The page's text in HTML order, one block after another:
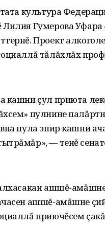
культура
Гумерова Уфара
Проект
тăлăхлăх
кашни çул приюта
пулнине
пула эпир кашни
— тенĕ
ашшĕ-
ашшĕ-амăшне
приючĕсем